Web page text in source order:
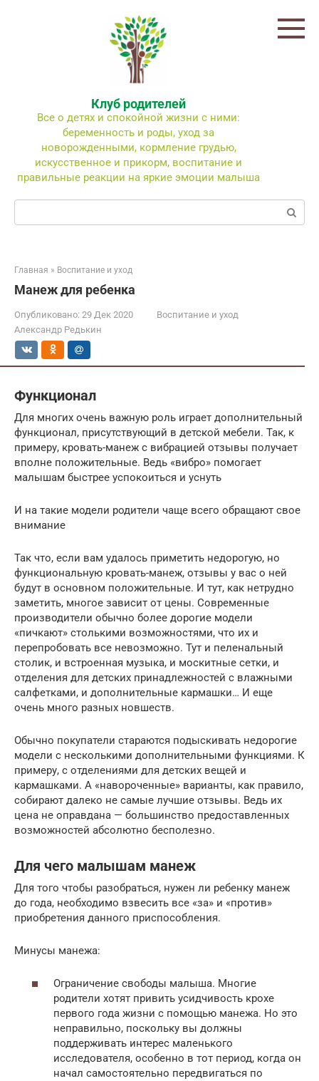
Клуб родителей
Все о детях и спокойной жизни с ними:
беременность и роды, уход за
новорожденными, кормление грудью,
искусственное и прикорм, воспитание и
правильные реакции на яркие эмоции малыша
Поиск:
Главная » Воспитание и уход
Манеж для ребенка
Опубликовано: 29 Дек 2020
Воспитание и уход
Александр Редькин
Функционал
Для многих очень важную роль играет дополнительный
функционал, присутствующий в детской мебели. Так, к
примеру, кровать-манеж с вибрацией отзывы получает
вполне положительные. Ведь «вибро» помогает
малышам быстрее успокоиться и уснуть
И на такие модели родители чаще всего обращают свое
внимание
Так что, если вам удалось приметить недорогую, но
функциональную кровать-манеж, отзывы у вас о ней
будут в основном положительные. И тут, как нетрудно
заметить, многое зависит от цены. Современные
производители обычно более дорогие модели
«пичкают» столькими возможностями, что их и
перепробовать все невозможно. Тут и пеленальный
столик, и встроенная музыка, и москитные сетки, и
отделения для детских принадлежностей с влажными
салфетками, и дополнительные кармашки… И еще
очень много разных новшеств.
Обычно покупатели стараются подыскивать недорогие
модели с несколькими дополнительными функциями. К
примеру, с отделениями для детских вещей и
кармашками. А «навороченные» варианты, как правило,
собирают далеко не самые лучшие отзывы. Ведь их
цена не оправдана — большинство предоставленных
возможностей абсолютно бесполезно.
Для чего малышам манеж
Для того чтобы разобраться, нужен ли ребенку манеж
до года, необходимо взвесить все «за» и «против»
приобретения данного приспособления.
Минусы манежа:
Ограничение свободы малыша. Многие
родители хотят привить усидчивость крохе
первого года жизни с помощью манежа. Но это
неправильно, поскольку вы должны
поддерживать интерес маленького
исследователя, особенно в тот период, когда он
начал самостоятельно передвигаться по